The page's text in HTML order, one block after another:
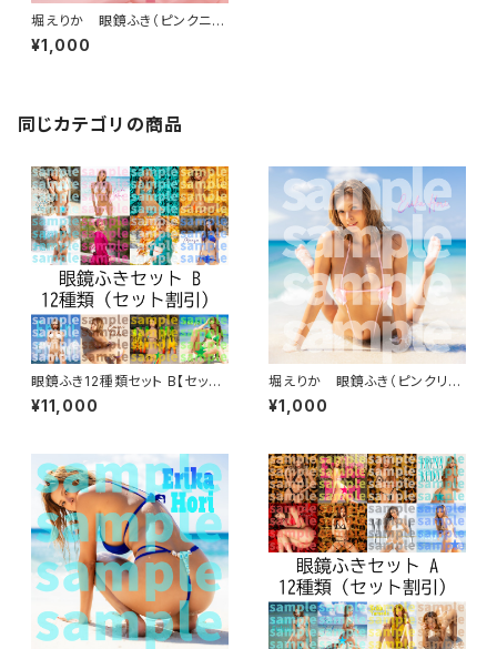
堀えりか 眼鏡ふき（ピンクニッ
ト）
¥1,000
同じカテゴリの商品
眼鏡ふき12種類セット B【セット
割引】
¥11,000
堀えりか 眼鏡ふき（ピンクリボ
ン）
¥1,000